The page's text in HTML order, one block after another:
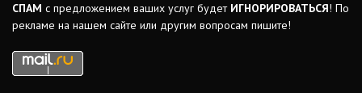
СПАМ с предложением ваших услуг будет ИГНОРИРОВАТЬСЯ! По
рекламе на нашем сайте или другим вопросам пишите!